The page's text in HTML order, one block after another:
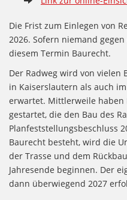
Die Frist zum Einlegen von
2026. Sofern niemand
diesem Termin Baurecht.
Der Radweg wird von
in Kaiserslautern als auch
erwartet. Mittlerweile haben
gestartet, die den Bau des
Planfeststellungsbeschluss
Baurecht besteht, wird die
der Trasse und dem
Jahresende beginnen. Der
dann überwiegend 2027